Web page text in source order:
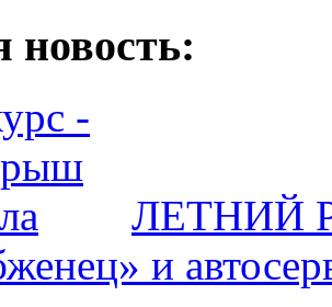
новость:
ЛЕТНИЙ
и